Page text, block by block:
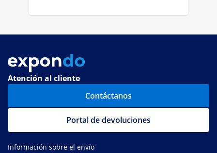
Atención al cliente
Contáctanos
Portal de devoluciones
Información sobre el envío